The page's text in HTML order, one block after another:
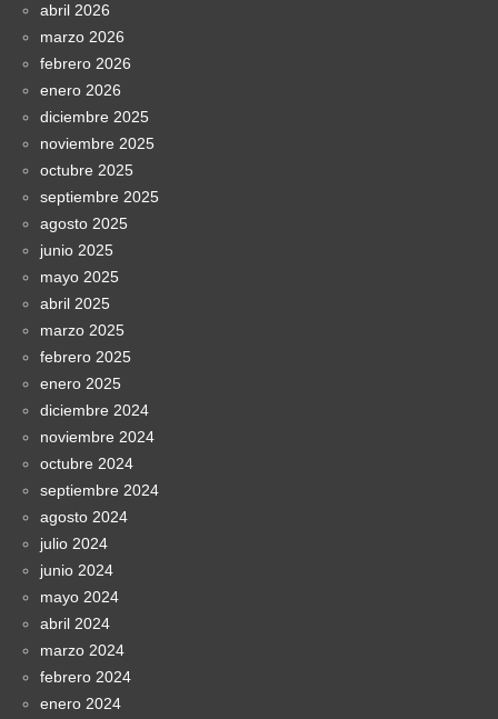
abril 2026
marzo 2026
febrero 2026
enero 2026
diciembre 2025
noviembre 2025
octubre 2025
septiembre 2025
agosto 2025
junio 2025
mayo 2025
abril 2025
marzo 2025
febrero 2025
enero 2025
diciembre 2024
noviembre 2024
octubre 2024
septiembre 2024
agosto 2024
julio 2024
junio 2024
mayo 2024
abril 2024
marzo 2024
febrero 2024
enero 2024